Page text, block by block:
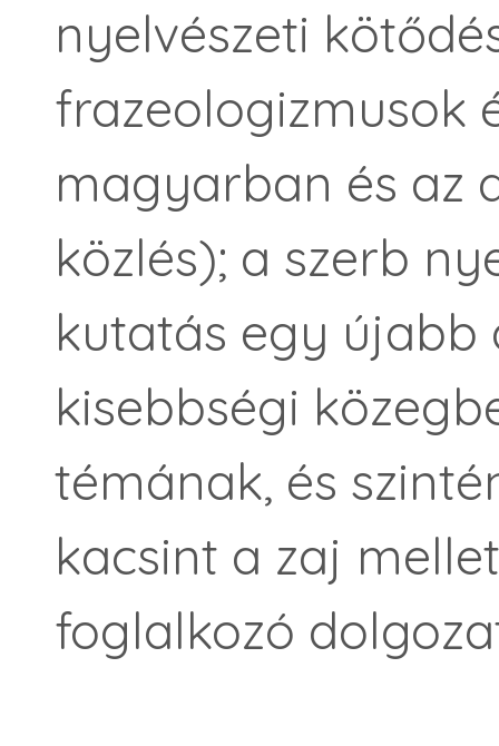
nyelvészeti
frazeologizmusok
magyarban és az
közlés); a szerb
kutatás egy
kisebbségi
témának, és
kacsint a zaj
foglalkozó